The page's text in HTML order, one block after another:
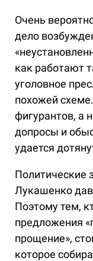
Очень
дело
как работают
уголовное
похожей
фигурантов, а
допросы и
удается
Политические
Лукашенко
Поэтому тем,
предложения
прощение»,
которое